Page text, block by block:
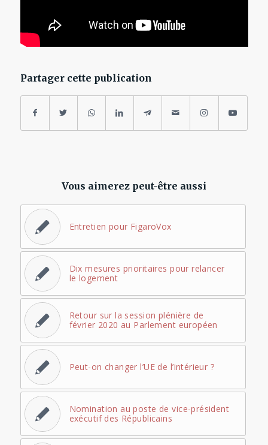
Partager cette publication
Vous aimerez peut-être aussi
Entretien pour FigaroVox
Dix mesures prioritaires pour relancer
le logement
Retour sur la session plénière de
février 2020 au Parlement européen
Peut-on changer l’UE de l’intérieur ?
Nomination au poste de vice-président
exécutif des Républicains